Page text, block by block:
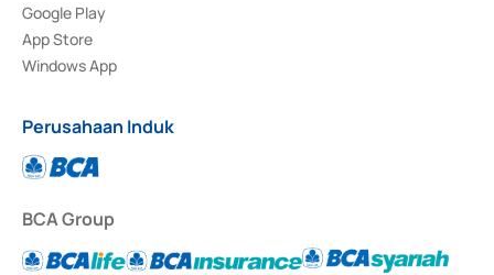
Google Play
App Store
Windows App
Perusahaan Induk
BCA Group